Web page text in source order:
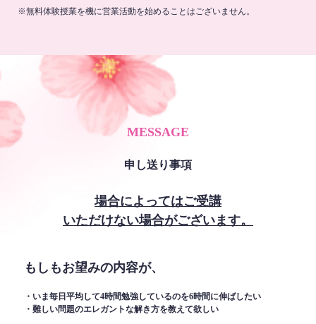
※無料体験授業を機に営業活動を始めることはございません。
MESSAGE
申し送り事項
場合によってはご受講
いただけない場合がございます。
もしもお望みの内容が、
・いま毎日平均して4時間勉強しているのを6時間に伸ばしたい
・難しい問題のエレガントな解き方を教えて欲しい